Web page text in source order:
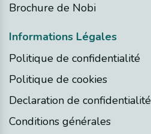
Brochure de Nobi
​Informations Légales
Politique de confidentialité
Politique de cookies
Declaration de confidentialité
Conditions générales​